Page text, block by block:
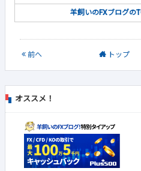
羊飼いのFXブログの
前へ トップ
オススメ！